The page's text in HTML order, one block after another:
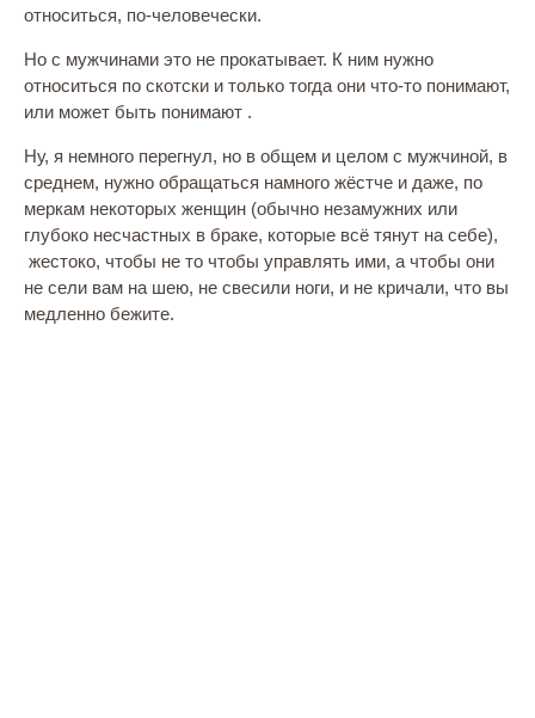
относиться, по-человечески.
Но с мужчинами это не прокатывает. К ним нужно
относиться по скотски и только тогда они что-то понимают,
или может быть понимают .
Ну, я немного перегнул, но в общем и целом с мужчиной, в
среднем, нужно обращаться намного жёстче и даже, по
меркам некоторых женщин (обычно незамужних или
глубоко несчастных в браке, которые всё тянут на себе),
жестоко, чтобы не то чтобы управлять ими, а чтобы они
не сели вам на шею, не свесили ноги, и не кричали, что вы
медленно бежите.